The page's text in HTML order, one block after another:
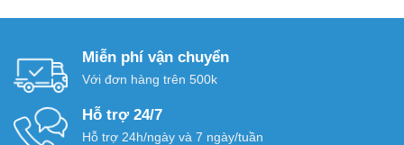
Miễn phí vận chuyển
Với đơn hàng trên 500k
Hỗ trợ 24/7
Hỗ trợ 24h/ngày và 7 ngày/tuần